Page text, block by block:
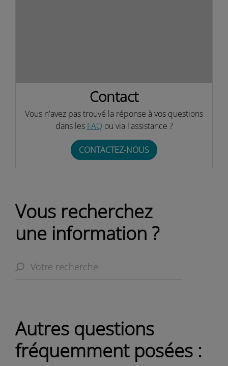
Contact
Vous n'avez pas trouvé la réponse à vos questions
dans les FAQ ou via l'assistance ?
CONTACTEZ-NOUS
Vous recherchez
une information ?
Autres questions
fréquemment posées :